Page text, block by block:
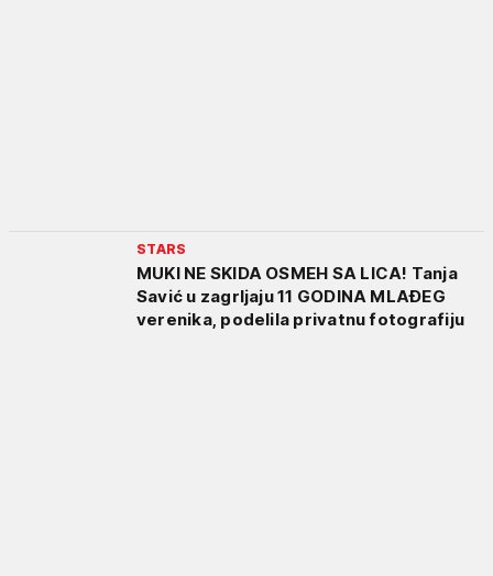
STARS
MUKI NE SKIDA OSMEH SA LICA! Tanja
Savić u zagrljaju 11 GODINA MLAĐEG
verenika, podelila privatnu fotografiju